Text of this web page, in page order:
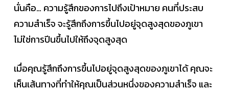
นั่นคือ… ความรู้สึกของการไปถึงเป้าหมาย คนที่ประสบ
ความสำเร็จ จะรู้สึกถึงการขึ้นไปอยู่จุดสูงสุดของภูเขา
ไม่ใช่การปีนขึ้นไปให้ถึงจุดสูงสุด
เมื่อคุณรู้สึกถึงการขึ้นไปอยู่จุดสูงสุดของภูเขาได้ คุณจะ
เห็นเส้นทางที่ทำให้คุณเป็นส่วนหนึ่งของความสำเร็จ และ